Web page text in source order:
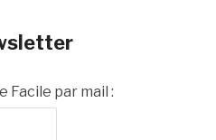
Facile par mail :